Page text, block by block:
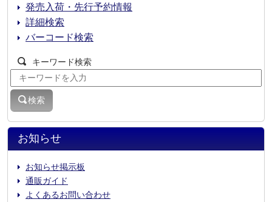
お知らせ
お知らせ掲示板
通販ガイド
よくあるお問い合わせ
発売入荷・先行予約情報
詳細検索
バーコード検索
キーワード検索
検索